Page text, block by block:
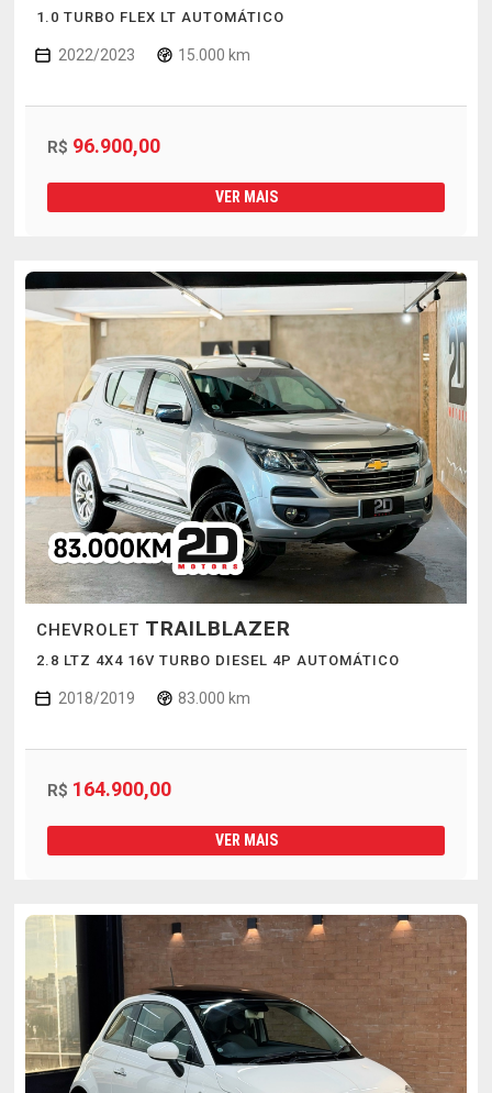
1.0 TURBO FLEX LT AUTOMÁTICO
2022/2023 15.000 km
R$ 96.900,00
VER MAIS
CHEVROLET TRAILBLAZER
2.8 LTZ 4X4 16V TURBO DIESEL 4P AUTOMÁTICO
2018/2019 83.000 km
R$ 164.900,00
VER MAIS